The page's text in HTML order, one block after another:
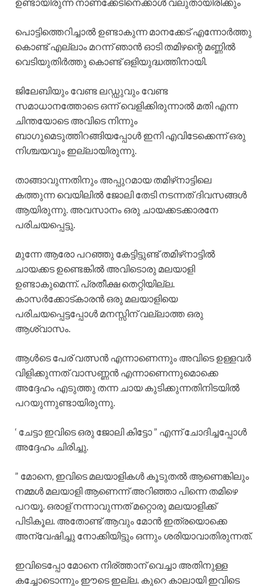
പൊട്ടിത്തെറിച്ചാൽ ഉണ്ടാകുന്ന മാനക്കേട് എന്നോർത്തു
കൊണ്ട് എല്ലാം മറന്ന് ഞാൻ ഓടി തമിഴന്റെ മണ്ണിൽ
വെടിയുതിർത്തു കൊണ്ട് ഒളിയുദ്ധത്തിനായി.
ജിലേബിയും വേണ്ട ലഡ്ഡുവും വേണ്ട
സമാധാനത്തോടെ ഒന്ന് വെളിക്കിരുന്നാൽ മതി എന്ന
ചിന്തയോടെ അവിടെ നിന്നും
ബാഗുമെടുത്തിറങ്ങിയപ്പോൾ ഇനി എവിടേക്കെന്ന് ഒരു
നിശ്ചയവും ഇല്ലായിരുന്നു.
താങ്ങാവുന്നതിനും അപ്പുറമായ തമിഴ്‍നാട്ടിലെ
കത്തുന്ന വെയിലിൽ ജോലി തേടി നടന്നത് ദിവസങ്ങൾ
ആയിരുന്നു. അവസാനം ഒരു ചായക്കടക്കാരനേ
പരിചയപ്പെട്ടു.
മുന്നേ ആരോ പറഞ്ഞു കേട്ടിട്ടുണ്ട് തമിഴ്‌നാട്ടിൽ
ചായക്കട ഉണ്ടെങ്കിൽ അവിടൊരു മലയാളി
ഉണ്ടാകുമെന്ന്. പ്രതീക്ഷ തെറ്റിയില്ല.
കാസർക്കോട്കാരൻ ഒരു മലയാളിയെ
പരിചയപ്പെട്ടപ്പോൾ മനസ്സിന് വല്ലാത്ത ഒരു
ആശ്വാസം.
ആൾടെ പേര് വത്സൻ എന്നാണെന്നും അവിടെ ഉള്ളവർ
വിളിക്കുന്നത് വാസണ്ണൻ എന്നാണെന്നുമൊക്കെ
അദ്ദേഹം എടുത്തു തന്ന ചായ കുടിക്കുന്നതിനിടയിൽ
പറയുന്നുണ്ടായിരുന്നു.
‘ ചേട്ടാ ഇവിടെ ഒരു ജോലി കിട്ടോ ” എന്ന് ചോദിച്ചപ്പോൾ
അദ്ദേഹം ചിരിച്ചു.
” മോനെ, ഇവിടെ മലയാളികൾ കൂടുതൽ ആണെങ്കിലും
നമ്മൾ മലയാളി ആണെന്ന് അറിഞ്ഞാ പിന്നെ തമിഴെ
പറയൂ. ഒരാള് നന്നാവുന്നത് മറ്റൊരു മലയാളിക്ക്
പിടികൂല. അതോണ്ട് ആവും മോൻ ഇത്രയൊക്കെ
അന്വേഷിച്ചു നോക്കിയിട്ടും ഒന്നും ശരിയാവാതിരുന്നത്.
ഇവിടെപ്പോ മോനെ നിര്ത്താന് വെച്ചാ അതിനുള്ള
കച്ചോടൊന്നും ഈടെ ഇല്ല. കുറെ കാലായി ഇവിടെ